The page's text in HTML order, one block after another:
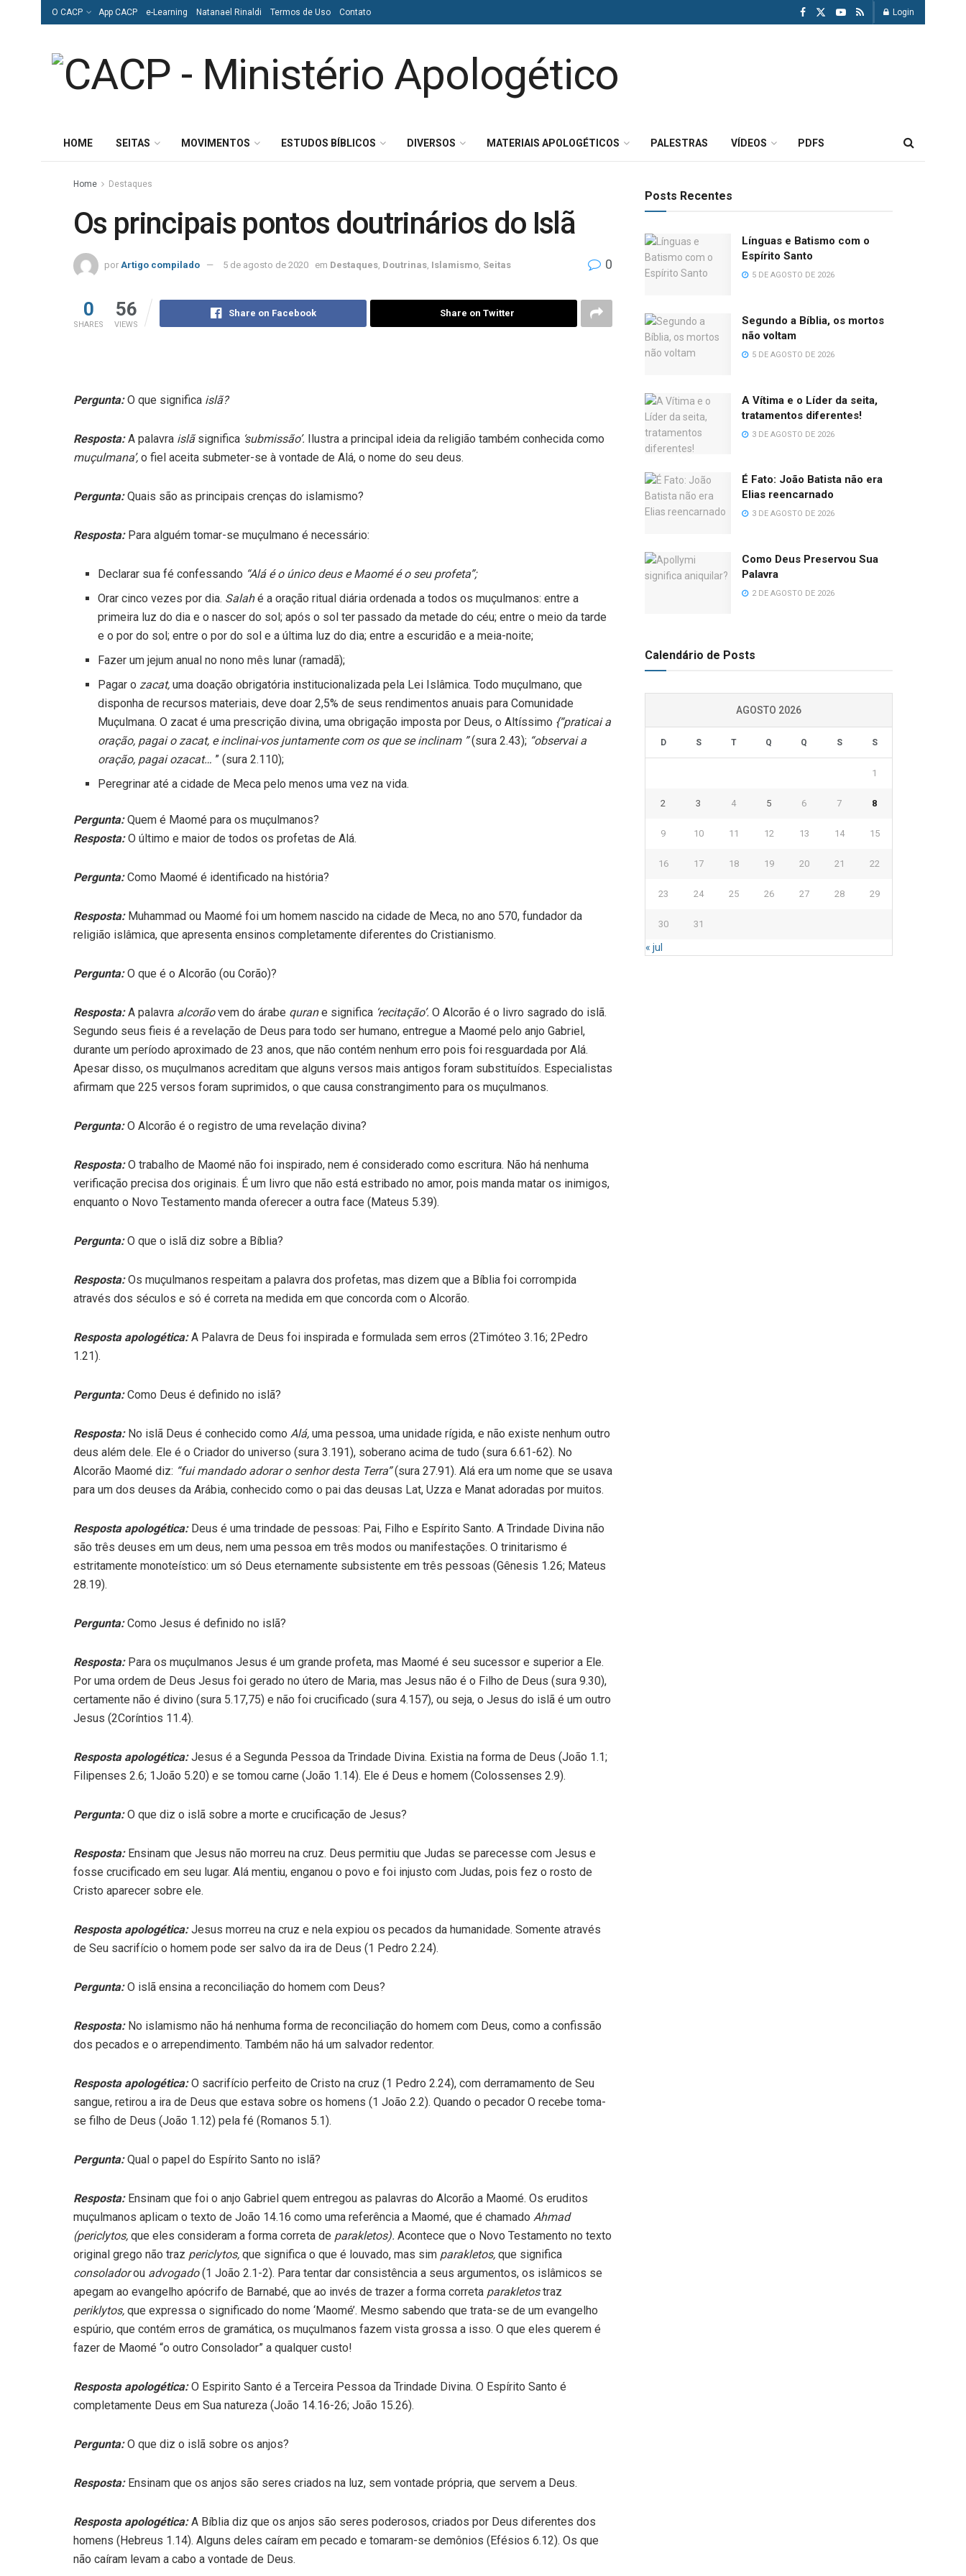
O CACP App CACP e-Learning Natanael Rinaldi Termos de Uso Contato Login
HOME SEITAS MOVIMENTOS ESTUDOS BÍBLICOS DIVERSOS MATERIAIS APOLOGÉTICOS PALESTRAS VÍDEOS PDFS
Home Destaques
Os principais pontos doutrinários do Islã
por Artigo compilado 5 de agosto de 2020 em Destaques Doutrinas Islamismo Seitas 0
0
SHARES
56
VIEWS
Share on Facebook Share on Twitter
Pergunta:O que significa islã?
Resposta:A palavra islãsignifica ‘submissão’. Ilustra a principal ideia da religião também conhecida como
muçulmana’, o fiel aceita submeter-se à vontade de Alá, o nome do seu deus.
Pergunta:Quais são as principais crenças do islamismo?
Resposta:Para alguém tomar-se muçulmano é necessário:
Declarar sua fé confessando “Alá é o único deus e Maomé é o seu profeta”;
Orar cinco vezes por dia. Salahé a oração ritual diária ordenada a todos os muçulmanos: entre a
primeira luz do dia e o nascer do sol; após o sol ter passado da metade do céu; entre o meio da tarde
e o por do sol; entre o por do sol e a última luz do dia; entre a escuridão e a meia-noite;
Fazer um jejum anual no nono mês lunar (ramadã);
Pagar ozacat, uma doação obrigatória institucionalizada pela Lei Islâmica. Todo muçulmano, que
disponha de recursos materiais, deve doar 2,5% de seus rendimentos anuais para Comunidade
Muçulmana. O zacat é uma prescrição divina, uma obrigação imposta por Deus, o Altíssimo {“praticai a
oração, pagai o zacat, e inclinai-vos juntamente com os que se inclinam ”(sura 2.43); “observai a
oração, pagai ozacat… ” (sura 2.110);
Peregrinar até a cidade de Meca pelo menos uma vez na vida.
Pergunta:Quem é Maomé para os muçulmanos?
Resposta:O último e maior de todos os profetas de Alá.
Pergunta:Como Maomé é identificado na história?
Resposta:Muhammad ou Maomé foi um homem nascido na cidade de Meca, no ano 570, fundador da
religião islâmica, que apresenta ensinos completamente diferentes do Cristianismo.
Pergunta:O que é o Alcorão (ou Corão)?
Resposta:A palavra alcorãovem do árabe qurane significa ‘recitação’. O Alcorão é o livro sagrado do islã.
Segundo seus fieis é a revelação de Deus para todo ser humano, entregue a Maomé pelo anjo Gabriel,
durante um período aproximado de 23 anos, que não contém nenhum erro pois foi resguardada por Alá.
Apesar disso, os muçulmanos acreditam que alguns versos mais antigos foram substituídos. Especialistas
afirmam que 225 versos foram suprimidos, o que causa constrangimento para os muçulmanos.
Pergunta:O Alcorão é o registro de uma revelação divina?
Resposta:O trabalho de Maomé não foi inspirado, nem é considerado como escritura. Não há nenhuma
verificação precisa dos originais. É um livro que não está estribado no amor, pois manda matar os inimigos,
enquanto o Novo Testamento manda oferecer a outra face (Mateus 5.39).
Pergunta:O que o islã diz sobre a Bíblia?
Resposta:Os muçulmanos respeitam a palavra dos profetas, mas dizem que a Bíblia foi corrompida
através dos séculos e só é correta na medida em que concorda com o Alcorão.
Resposta apologética:A Palavra de Deus foi inspirada e formulada sem erros (2Timóteo 3.16; 2Pedro
1.21).
Pergunta:Como Deus é definido no islã?
Resposta:No islã Deus é conhecido como Alá, uma pessoa, uma unidade rígida, e não existe nenhum outro
deus além dele. Ele é o Criador do universo (sura 3.191), soberano acima de tudo (sura 6.61-62). No
Alcorão Maomé diz: “fui mandado adorar o senhor desta Terra”(sura 27.91). Alá era um nome que se usava
para um dos deuses da Arábia, conhecido como o pai das deusas Lat, Uzza e Manat adoradas por muitos.
Resposta apologética:Deus é uma trindade de pessoas: Pai, Filho e Espírito Santo. A Trindade Divina não
são três deuses em um deus, nem uma pessoa em três modos ou manifestações. O trinitarismo é
estritamente monoteístico: um só Deus eternamente subsistente em três pessoas (Gênesis 1.26; Mateus
28.19).
Pergunta:Como Jesus é definido no islã?
Resposta:Para os muçulmanos Jesus é um grande profeta, mas Maomé é seu sucessor e superior a Ele.
Por uma ordem de Deus Jesus foi gerado no útero de Maria, mas Jesus não é o Filho de Deus (sura 9.30),
certamente não é divino (sura 5.17,75) e não foi crucificado (sura 4.157), ou seja, o Jesus do islã é um outro
Jesus (2Coríntios 11.4).
Resposta apologética:Jesus é a Segunda Pessoa da Trindade Divina. Existia na forma de Deus (João 1.1;
Filipenses 2.6; 1João 5.20) e se tomou carne (João 1.14). Ele é Deus e homem (Colossenses 2.9).
Pergunta:O que diz o islã sobre a morte e crucificação de Jesus?
Resposta:Ensinam que Jesus não morreu na cruz. Deus permitiu que Judas se parecesse com Jesus e
fosse crucificado em seu lugar. Alá mentiu, enganou o povo e foi injusto com Judas, pois fez o rosto de
Cristo aparecer sobre ele.
Resposta apologética:Jesus morreu na cruz e nela expiou os pecados da humanidade. Somente através
de Seu sacrifício o homem pode ser salvo da ira de Deus (1 Pedro 2.24).
Pergunta:O islã ensina a reconciliação do homem com Deus?
Resposta:No islamismo não há nenhuma forma de reconciliação do homem com Deus, como a confissão
dos pecados e o arrependimento. Também não há um salvador redentor.
Resposta apologética:O sacrifício perfeito de Cristo na cruz (1 Pedro 2.24), com derramamento de Seu
sangue, retirou a ira de Deus que estava sobre os homens (1 João 2.2). Quando o pecador O recebe toma-
se filho de Deus (João 1.12) pela fé (Romanos 5.1).
Pergunta:Qual o papel do Espírito Santo no islã?
Resposta:Ensinam que foi o anjo Gabriel quem entregou as palavras do Alcorão a Maomé. Os eruditos
muçulmanos aplicam o texto de João 14.16 como uma referência a Maomé, que é chamado Ahmad
(periclytos, que eles consideram a forma correta de parakletos). Acontece que o Novo Testamento no texto
original grego não traz periclytos, que significa o que é louvado, mas sim parakletos, que significa
consoladorou advogado(1 João 2.1-2). Para tentar dar consistência a seus argumentos, os islâmicos se
apegam ao evangelho apócrifo de Barnabé, que ao invés de trazer a forma correta parakletostraz
periklytos, que expressa o significado do nome ‘Maomé’. Mesmo sabendo que trata-se de um evangelho
espúrio, que contém erros de gramática, os muçulmanos fazem vista grossa a isso. O que eles querem é
fazer de Maomé “o outro Consolador” a qualquer custo!
Resposta apologética:O Espirito Santo é a Terceira Pessoa da Trindade Divina. O Espírito Santo é
completamente Deus em Sua natureza (João 14.16-26; João 15.26).
Pergunta:O que diz o islã sobre os anjos?
Resposta:Ensinam que os anjos são seres criados na luz, sem vontade própria, que servem a Deus.
Resposta apologética:A Bíblia diz que os anjos são seres poderosos, criados por Deus diferentes dos
homens (Hebreus 1.14). Alguns deles caíram em pecado e tomaram-se demônios (Efésios 6.12). Os que
não caíram levam a cabo a vontade de Deus.
Posts Recentes
Línguas e Batismo com o
Espírito Santo
5 DE AGOSTO DE 2026
Segundo a Bíblia, os mortos
não voltam
5 DE AGOSTO DE 2026
A Vítima e o Líder da seita,
tratamentos diferentes!
3 DE AGOSTO DE 2026
É Fato: João Batista não era
Elias reencarnado
3 DE AGOSTO DE 2026
Como Deus Preservou Sua
Palavra
2 DE AGOSTO DE 2026
Calendário de Posts
AGOSTO 2026
D S T Q Q S S
1
2 3 4 5 6 7 8
9 10 11 12 13 14 15
16 17 18 19 20 21 22
23 24 25 26 27 28 29
30 31
« jul